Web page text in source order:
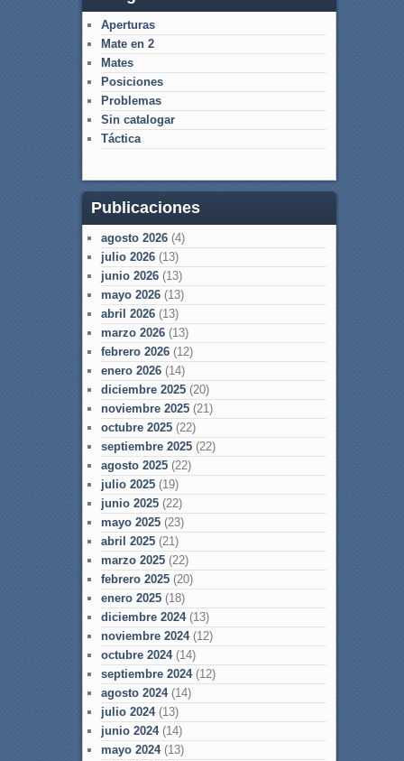
Aperturas
Mate en 2
Mates
Posiciones
Problemas
Sin catalogar
Táctica
Publicaciones
agosto 2026(4)
julio 2026(13)
junio 2026(13)
mayo 2026(13)
abril 2026(13)
marzo 2026(13)
febrero 2026(12)
enero 2026(14)
diciembre 2025(20)
noviembre 2025(21)
octubre 2025(22)
septiembre 2025(22)
agosto 2025(22)
julio 2025(19)
junio 2025(22)
mayo 2025(23)
abril 2025(21)
marzo 2025(22)
febrero 2025(20)
enero 2025(18)
diciembre 2024(13)
noviembre 2024(12)
octubre 2024(14)
septiembre 2024(12)
agosto 2024(14)
julio 2024(13)
junio 2024(14)
mayo 2024(13)